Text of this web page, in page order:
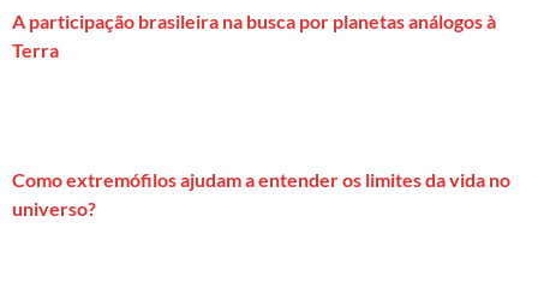
A participação brasileira na busca por planetas análogos à
Terra
Como extremófilos ajudam a entender os limites da vida no
universo?